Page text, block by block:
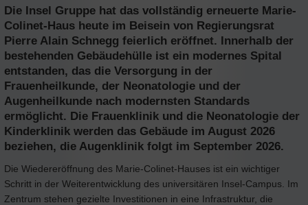
Die Insel Gruppe hat das vollständig erneuerte Marie-
Colinet-Haus heute im Beisein von Regierungsrat
Pierre Alain Schnegg feierlich eröffnet. Innerhalb der
bestehenden Gebäudehülle ist ein modernes Spital
entstanden, das die Versorgung in der
Frauenheilkunde, der Neonatologie und der
Augenheilkunde nach modernsten Standards
ermöglicht. Die Frauenklinik und die Neonatologie der
Kinderklinik werden das Gebäude im August 2026
beziehen, die Augenklinik folgt im September 2026.
Die Wiedereröffnung des Marie-Colinet-Hauses ist ein wichtiger
Schritt in der Weiterentwicklung des universitären Insel-Campus. Im
Zentrum stehen gezielte Investitionen in eine Infrastruktur, die